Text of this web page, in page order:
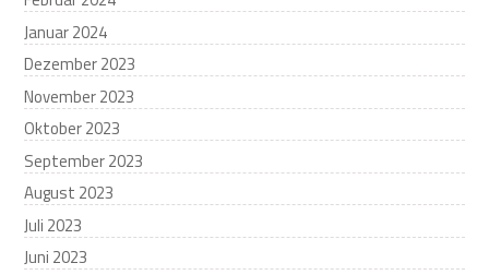
Januar 2024
Dezember 2023
November 2023
Oktober 2023
September 2023
August 2023
Juli 2023
Juni 2023